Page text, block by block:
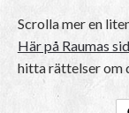
Scrolla mer en
Här på Raumas
hitta rättelser om